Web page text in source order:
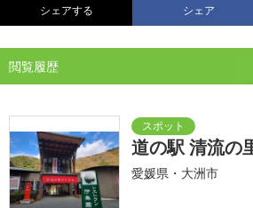
シェアする シェア
閲覧履歴
道の駅 清流の
愛媛県・大洲市